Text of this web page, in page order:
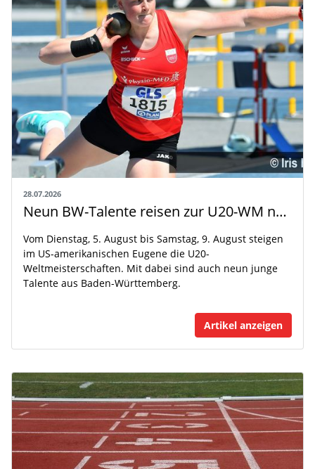
28.07.2026
Neun BW-Talente reisen zur U20-WM nach Eugene
Vom Dienstag, 5. August bis Samstag, 9. August steigen
im US-amerikanischen Eugene die U20-
Weltmeisterschaften. Mit dabei sind auch neun junge
Talente aus Baden-Württemberg.
Artikel anzeigen